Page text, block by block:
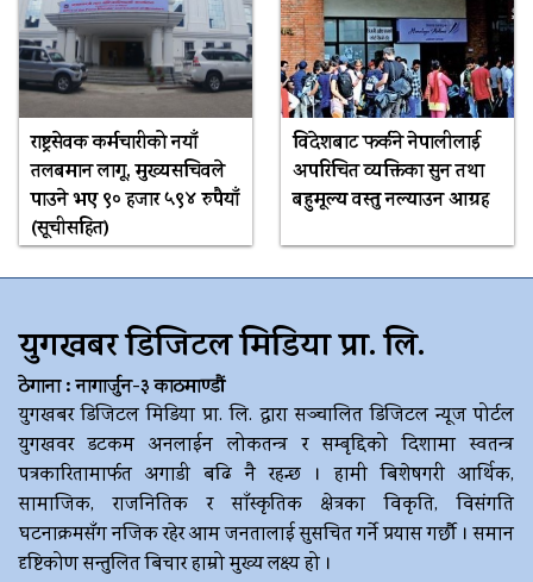
राष्ट्रसेवक कर्मचारीको नयाँ
तलबमान लागू, मुख्यसचिवले
पाउने भए ९० हजार ५९४ रुपैयाँ
(सूचीसहित)
विदेशबाट फर्कने नेपालीलाई
अपरिचित व्यक्तिका सुन तथा
बहुमूल्य वस्तु नल्याउन आग्रह
युगखबर डिजिटल मिडिया प्रा. लि.
ठेगाना : नागार्जुन-३ काठमाण्डौं
युगखबर डिजिटल मिडिया प्रा. लि. द्धारा सञ्चालित डिजिटल न्यूज पोर्टल
युगखवर डटकम अनलाईन लोकतन्त्र र सम्बृद्दिको दिशामा स्वतन्त्र
पत्रकारितामार्फत अगाडी बढि नै रहन्छ । हामी बिशेषगरी आर्थिक,
सामाजिक, राजनितिक र साँस्कृतिक क्षेत्रका विकृति, विसंगति
घटनाक्रमसँग नजिक रहेर आम जनतालाई सुसचित गर्ने प्रयास गर्छौ । समान
दृष्टिकोण सन्तुलित बिचार हाम्रो मुख्य लक्ष्य हो ।